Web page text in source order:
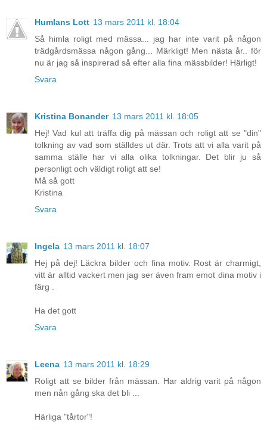
Humlans Lott 13 mars 2011 kl. 18:04
Så himla roligt med mässa... jag har inte varit på någon
trädgårdsmässa någon gång... Märkligt! Men nästa år.. för
nu är jag så inspirerad så efter alla fina mässbilder! Härligt!
Svara
Kristina Bonander 13 mars 2011 kl. 18:05
Hej! Vad kul att träffa dig på mässan och roligt att se "din"
tolkning av vad som ställdes ut där. Trots att vi alla varit på
samma ställe har vi alla olika tolkningar. Det blir ju så
personligt och väldigt roligt att se!
Må så gott
Kristina
Svara
Ingela 13 mars 2011 kl. 18:07
Hej på dej! Läckra bilder och fina motiv. Rost är charmigt,
vitt är alltid vackert men jag ser även fram emot dina motiv i
färg .
Ha det gott
Svara
Leena 13 mars 2011 kl. 18:29
Roligt att se bilder från mässan. Har aldrig varit på någon
men nån gång ska det bli ...
Härliga "tårtor"!